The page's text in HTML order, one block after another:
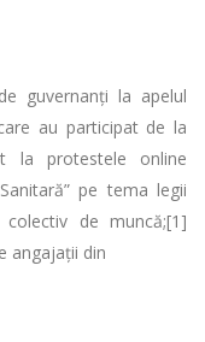
guvernanți la apelul
au participat de la
la protestele online
pe tema legii
de muncă;[1]
angajații din